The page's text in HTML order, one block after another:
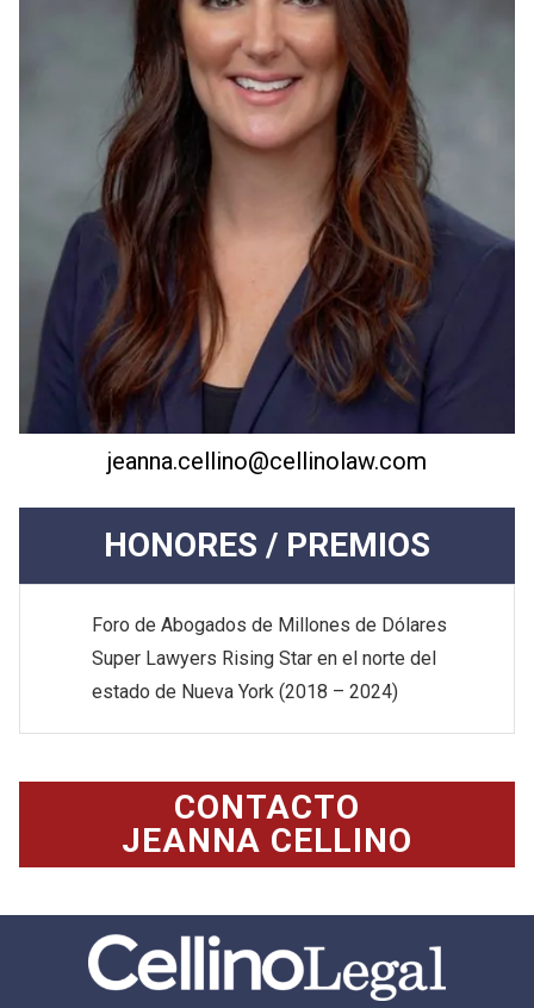
jeanna.cellino@cellinolaw.com
HONORES / PREMIOS
Foro de Abogados de Millones de Dólares
Super Lawyers Rising Star en el norte del
estado de Nueva York (2018 – 2024)
CONTACTO
JEANNA CELLINO